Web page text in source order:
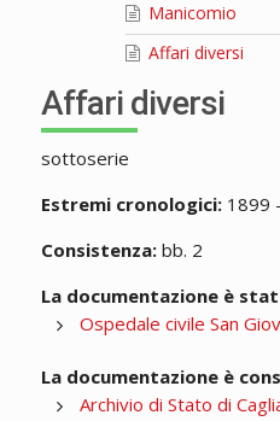
Manicomio
Affari diversi
Affari diversi
sottoserie
Estremi cronologici:1899
Consistenza:bb. 2
La documentazione è
Ospedale civile San
La documentazione è
Archivio di Stato di